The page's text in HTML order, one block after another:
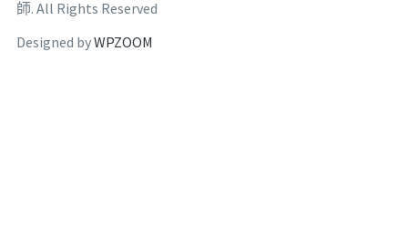
師. All Rights Reserved
Designed byWPZOOM